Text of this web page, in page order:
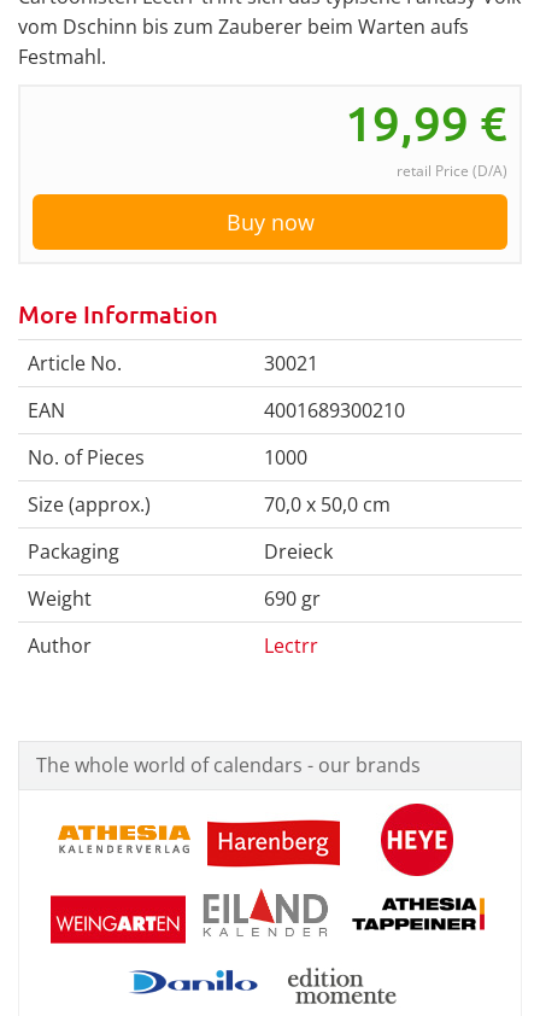
vom Dschinn bis zum Zauberer beim Warten aufs
Festmahl.
19,99 €
retail Price (D/A)
Buy now
More Information
Article No.
30021
EAN
4001689300210
No. of Pieces
1000
Size (approx.)
70,0 x 50,0 cm
Packaging
Dreieck
Weight
690 gr
Author
Lectrr
The whole world of calendars - our brands